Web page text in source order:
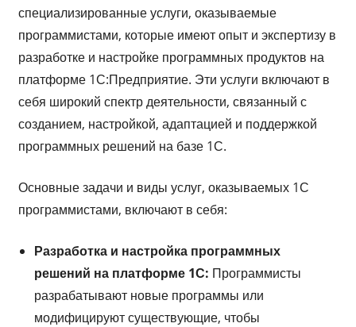
специализированные услуги, оказываемые
программистами, которые имеют опыт и экспертизу в
разработке и настройке программных продуктов на
платформе 1С:Предприятие. Эти услуги включают в
себя широкий спектр деятельности, связанный с
созданием, настройкой, адаптацией и поддержкой
программных решений на базе 1С.
Основные задачи и виды услуг, оказываемых 1С
программистами, включают в себя:
Разработка и настройка программных
решений на платформе 1С: Программисты
разрабатывают новые программы или
модифицируют существующие, чтобы